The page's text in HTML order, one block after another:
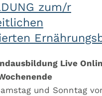
zum/r
Live
und Sonntag